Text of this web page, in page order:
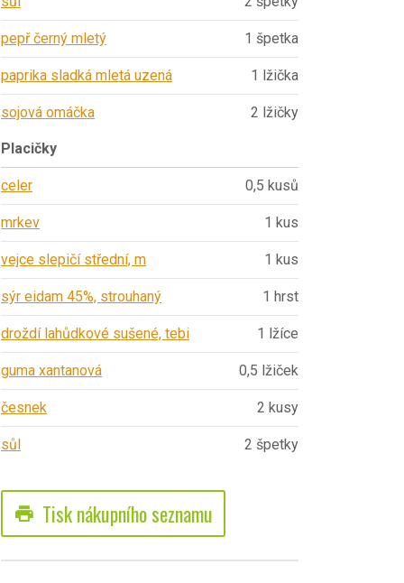
pepř černý mletý 1 špetka
paprika sladká mletá uzená 1 lžička
sojová omáčka 2 lžičky
Placičky
celer 0,5 kusů
mrkev 1 kus
vejce slepičí střední, m 1 kus
sýr eidam 45%, strouhaný 1 hrst
droždí lahůdkové sušené, tebi 1 lžíce
guma xantanová 0,5 lžiček
česnek 2 kusy
sůl 2 špetky
print Tisk nákupního seznamu